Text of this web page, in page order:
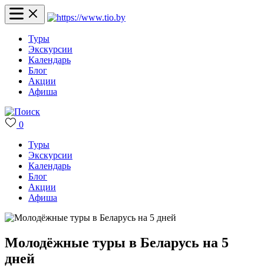
Туры
Экскурсии
Календарь
Блог
Акции
Афиша
0
Туры
Экскурсии
Календарь
Блог
Акции
Афиша
Молодёжные туры в Беларусь на 5
дней